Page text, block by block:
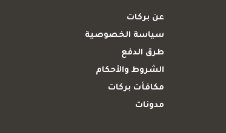
عن بركات
سياسة الخصوصية
طرق الدفع
الشروط والأحكام
مكافأت بركات
مدونات